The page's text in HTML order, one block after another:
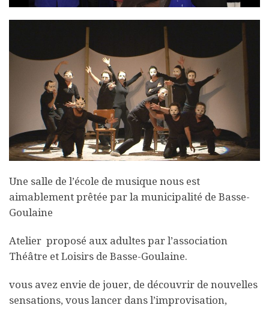
Une salle de l’école de musique nous est
aimablement prêtée par la municipalité de Basse-
Goulaine
Atelier proposé aux adultes par l’association
Théâtre et Loisirs de Basse-Goulaine.
vous avez envie de jouer, de découvrir de nouvelles
sensations, vous lancer dans l’improvisation,